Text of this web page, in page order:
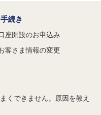
続き
座開設のお申込み
客さま情報の変更
くできません。原因を教え